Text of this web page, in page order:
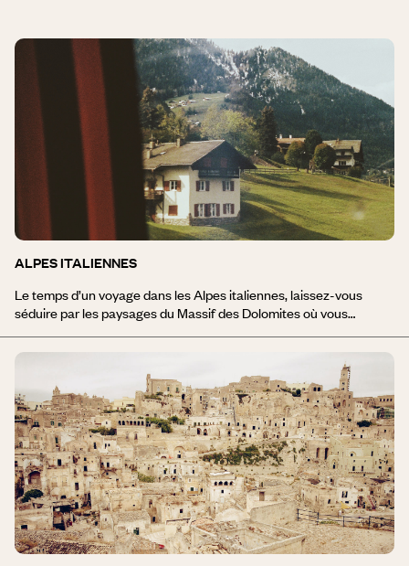
ALPES ITALIENNES
Le temps d’un voyage dans les Alpes italiennes, laissez-vous
séduire par les paysages du Massif des Dolomites où vous
Ortisei et Cortina d'Ampezzo comptent parmi les stations les plus
connues. Entre Piémont et Val d'Aoste, le Grand Paradis, autre
grand massif des Alpes italiennes, est l'un des parcs naturels les
plus emblématiques d'Italie. Vallées secrètes, anciens chemins
muletiers, pâturages alpins, forêts de mélèzes et de sapins et
villages typiques regroupés autour de leurs clochers : un rêve de
montagne d'antan. Turin, la capitale piémontaise, séduit par son
riche patrimoine et sa gastronomie typique. Plus au sud, la région
des Langhe conjugue vignobles vallonnés et jolis bourgs perchés,
avec là encore de biens jolies choses côté terroir.